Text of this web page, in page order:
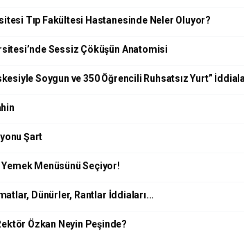
Tıp Fakültesi Hastanesinde Neler Oluyor?
Sessiz Çöküşün Anatomisi
Soygun ve 350 Öğrencili Ruhsatsız Yurt”
Şart
Menüsünü Seçiyor!
Dünürler, Rantlar İddiaları...
Özkan Neyin Peşinde?